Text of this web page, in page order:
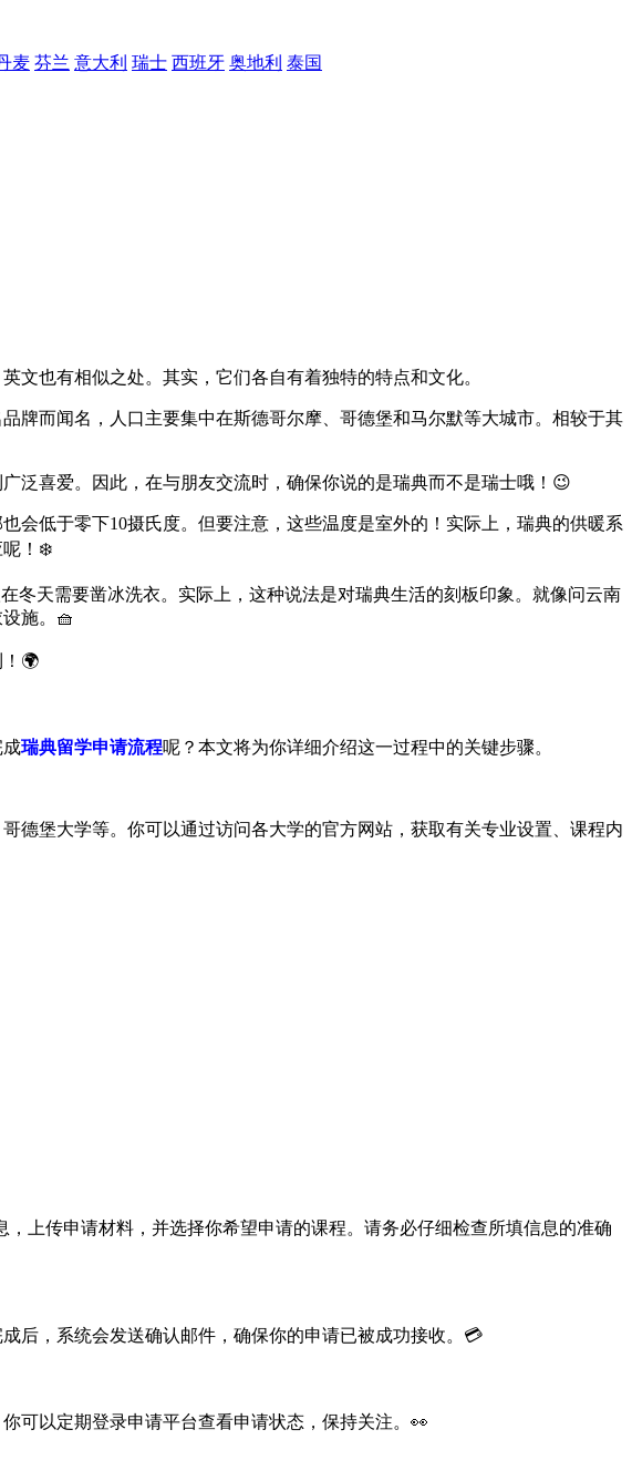
麦 芬兰 意大利 瑞士 西班牙 奥地利 泰国
文也有相似之处。其实，它们各自有着独特的特点和文化。
牌而闻名，人口主要集中在斯德哥尔摩、哥德堡和马尔默等大城市。相较于其
泛喜爱。因此，在与朋友交流时，确保你说的是瑞典而不是瑞士哦！😉
会低于零下10摄氏度。但要注意，这些温度是室外的！实际上，瑞典的供暖系
呢！❄️
冬天需要凿冰洗衣。实际上，这种说法是对瑞典生活的刻板印象。就像问云南
施。🧺
🌍
成瑞典留学申请流程呢？本文将为你详细介绍这一过程中的关键步骤。
德堡大学等。你可以通过访问各大学的官方网站，获取有关专业设置、课程内
上传申请材料，并选择你希望申请的课程。请务必仔细检查所填信息的准确
后，系统会发送确认邮件，确保你的申请已被成功接收。💳
可以定期登录申请平台查看申请状态，保持关注。👀